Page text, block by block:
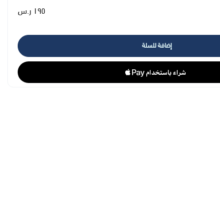
( مسؤلة عن تهدئة البشرة ) ، الشاي الأخضر
١٩٥ ر.س
إضافة للسلة